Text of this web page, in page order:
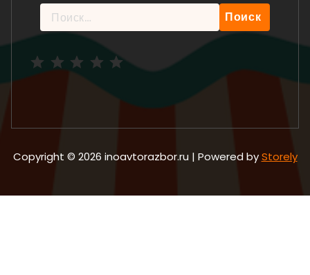
Найти:
Copyright © 2026 inoavtorazbor.ru | Powered byStorely